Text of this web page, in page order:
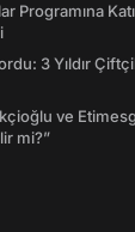
Programına
3 Yıldır
ve
mi?”